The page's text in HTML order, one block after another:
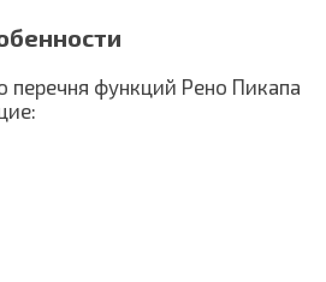
перечня функций Рено Пикапа